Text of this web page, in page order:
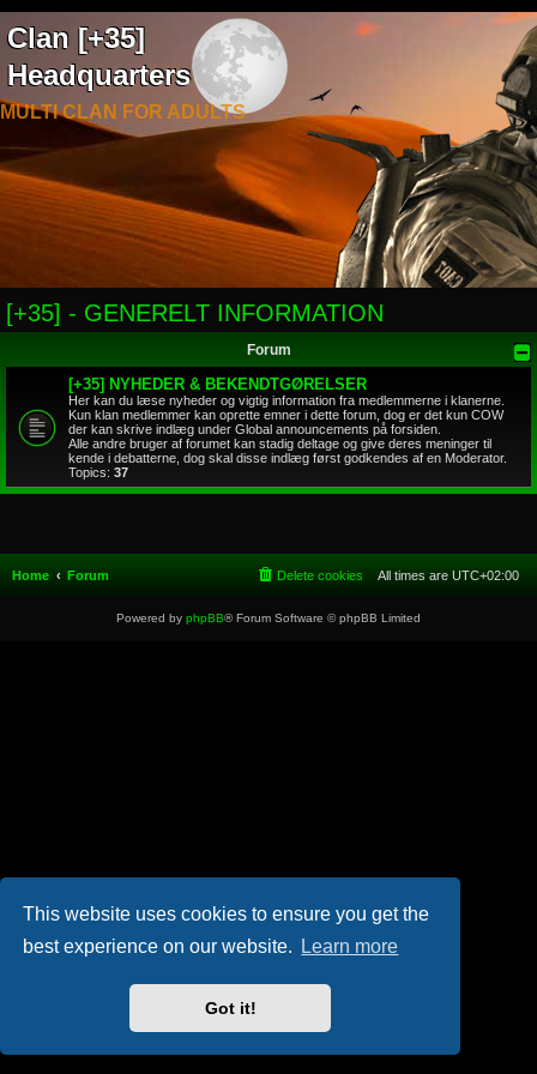
This website uses cookies to ensure you get the
best experience on our website.
Learn more
Got it!
Clan [+35]
Headquarters
MULTI CLAN FOR ADULTS
[+35] - GENERELT INFORMATION
Forum
[+35] NYHEDER & BEKENDTGØRELSER
Her kan du læse nyheder og vigtig information fra medlemmerne i klanerne.
Kun klan medlemmer kan oprette emner i dette forum, dog er det kun COW
der kan skrive indlæg under Global announcements på forsiden.
Alle andre bruger af forumet kan stadig deltage og give deres meninger til
kende i debatterne, dog skal disse indlæg først godkendes af en Moderator.
Topics: 37
Home Forum All times are UTC+02:00
Delete cookies
Powered by phpBB® Forum Software © phpBB Limited